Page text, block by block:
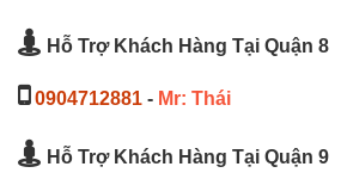
Hỗ Trợ Khách Hàng Tại Quận 8
0904712881 - Mr: Thái
Hỗ Trợ Khách Hàng Tại Quận 9